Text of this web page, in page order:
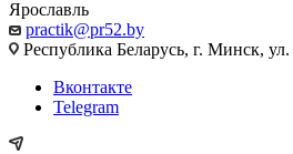
Ярославль
practik@pr52.by
Республика Беларусь, г. Минск,
Вконтакте
Telegram